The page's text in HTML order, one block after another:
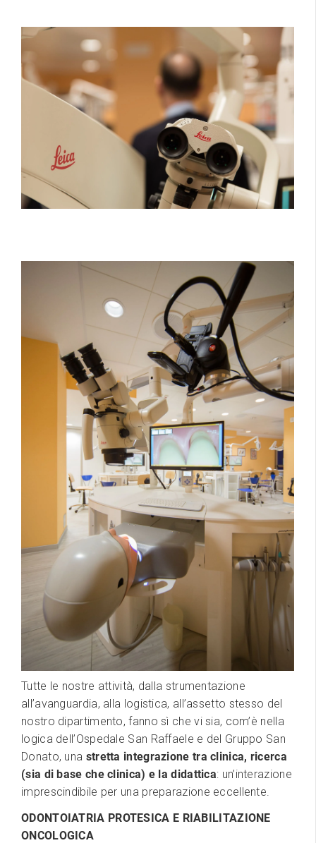
Tutte le nostre attività, dalla strumentazione
all’avanguardia, alla logistica, all’assetto stesso del
nostro dipartimento, fanno sì che vi sia, com’è nella
logica dell’Ospedale San Raffaele e del Gruppo San
Donato, una stretta integrazione tra clinica, ricerca
(sia di base che clinica) e la didattica: un’interazione
imprescindibile per una preparazione eccellente.
ODONTOIATRIA PROTESICA E RIABILITAZIONE
ONCOLOGICA